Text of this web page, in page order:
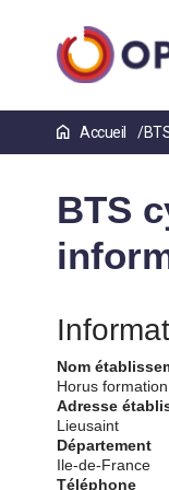
contenu
Accueil
BTS
Nom
Horus
Adresse
Lieusaint
Département
Ile-de-France
Téléphone